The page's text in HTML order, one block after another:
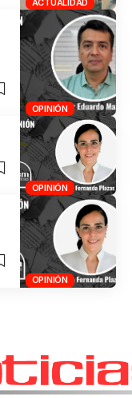
ACTUALIDAD
OPINIÓN
OPINIÓN
OPINIÓN